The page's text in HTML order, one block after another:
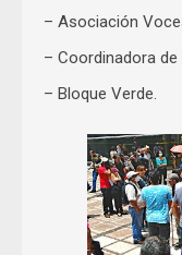
– Asociación
– Coordinadora de
– Bloque Verde.